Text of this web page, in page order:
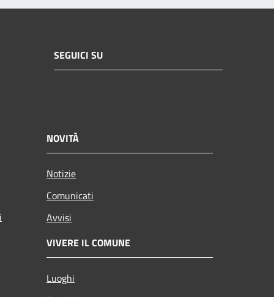
SEGUICI SU
NOVITÀ
Notizie
Comunicati
Avvisi
VIVERE IL COMUNE
Luoghi